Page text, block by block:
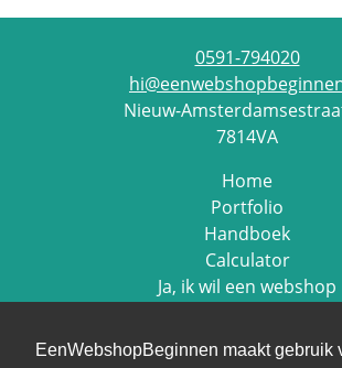
EenWebshopBeginnen maakt gebruik
0591-794020
Nieuw-
7814VA
Home
Portfolio
Handboek
Calculator
Ja, ik wil een webshop
Cookie beleid